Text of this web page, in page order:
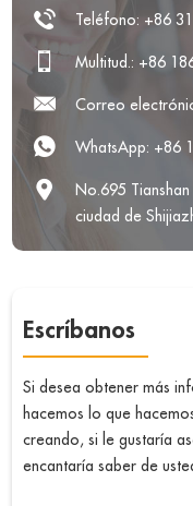
Teléfono: +86
Multitud.: +86
Correo
WhatsApp: +86
No.695
ciudad de
Escríbanos
Si desea obtener más
hacemos lo que
creando, si le gustaría
encantaría saber de